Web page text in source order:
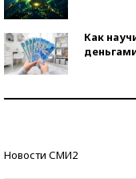
Как
Новости СМИ2